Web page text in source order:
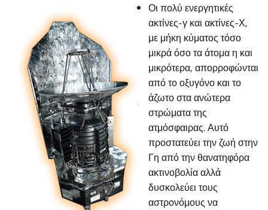
Οι πολύ ενεργητικές
ακτίνες-γ και ακτίνες-Χ,
με μήκη κύματος τόσο
μικρά όσο τα άτομα η και
μικρότερα, απορροφώνται
από το οξυγόνο και το
άζωτο στα ανώτερα
στρώματα της
ατμόσφαιρας. Αυτό
προστατεύει την ζωή στην
Γη από την θανατηφόρα
ακτινοβολία αλλά
δυσκολεύει τους
αστρονόμους να